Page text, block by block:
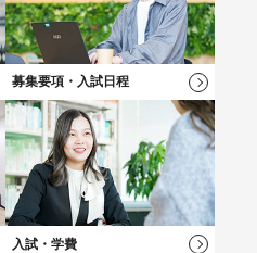
学費について
総合型選抜（AO） 入試
学費について
負担を軽減！
学費サポート
学費について
大学？專門？
迷っている方へ
学費について
負担を軽減！
学費サポート
募集要項・入試日程
入試・学費